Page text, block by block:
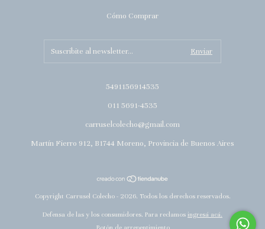
Cómo Comprar
5491156914535
011 5691-4535
carruselcolecho@gmail.com
Martín Fierro 912, B1744 Moreno, Provincia de Buenos Aires
Copyright Carrusel Colecho - 2026. Todos los derechos reservados.
Defensa de las y los consumidores. Para reclamos ingresá acá.
Botón de arrepentimiento